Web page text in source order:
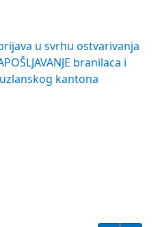
u svrhu ostvarivanja
branilaca i
kantona